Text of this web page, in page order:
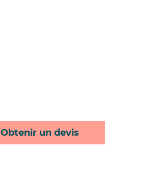
Obtenir un devis